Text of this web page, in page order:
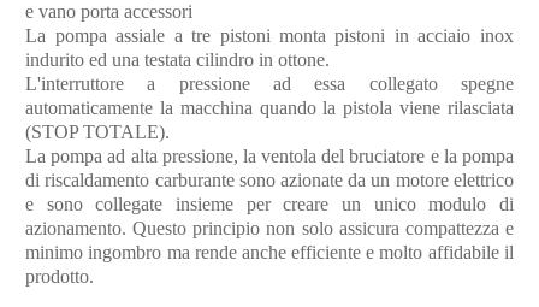
e vano porta accessori
La pompa assiale a tre pistoni monta pistoni in acciaio inox
indurito ed una testata cilindro in ottone.
L'interruttore a pressione ad essa collegato spegne
automaticamente la macchina quando la pistola viene rilasciata
(STOP TOTALE).
La pompa ad alta pressione, la ventola del bruciatore e la pompa
di riscaldamento carburante sono azionate da un motore elettrico
e sono collegate insieme per creare un unico modulo di
azionamento. Questo principio non solo assicura compattezza e
minimo ingombro ma rende anche efficiente e molto affidabile il
prodotto.